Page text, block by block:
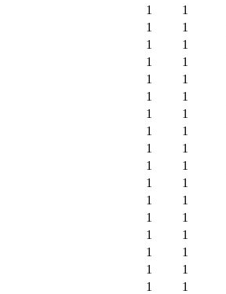
1 1
1 1
1 1
1 1
1 1
1 1
1 1
1 1
1 1
1 1
1 1
1 1
1 1
1 1
1 1
1 1
1 1